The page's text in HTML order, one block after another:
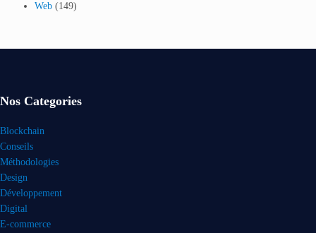
Web (149)
Nos Categories
Blockchain
Conseils
Méthodologies
Design
Développement
Digital
E-commerce